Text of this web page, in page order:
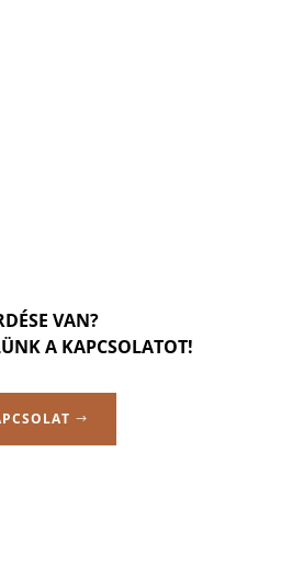
VAN?
A KAPCSOLATOT!